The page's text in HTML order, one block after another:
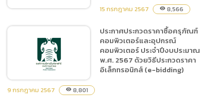
ด้วยวิธีประกวดราคาอิล็กทรอ
ประกาศประกวดราคาจ้าง
ก่อสร้างปรับปรุง
ประติมากรรมภายในเชียงใหม่
ไนท์ซาฟารี ด้วยวิธีประกวด
ราคาอิเล็กทรอนิกส์ (e-
15 กรกฎาคม 2567 visibility 8,566
ประกาศประกวดราคาซื้อครุภัณฑ์
คอมพิวเตอร์และอุปกรณ์
คอมพิวเตอร์ ประจำปีงบประมาณ
พ.ศ. 2567 ด้วยวิธีประกวดราคา
อิเล็กทรอนิกส์ (e-bidding)
9 กรกฎาคม 2567 visibility 8,801